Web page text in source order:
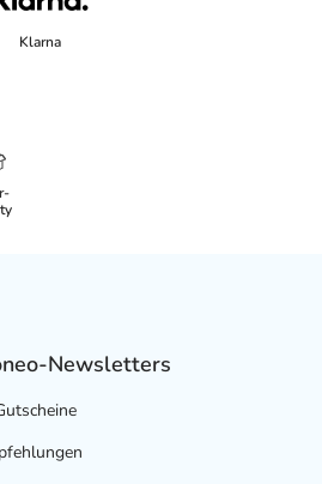
Klarna
Newsletters